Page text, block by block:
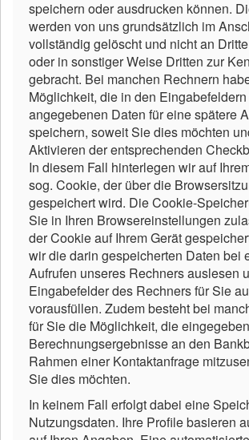
speichern oder ausdrucken können.
werden von uns grundsätzlich im
vollständig gelöscht und nicht an
oder in sonstiger Weise Dritten zur
gebracht. Bei manchen Rechnern
Möglichkeit, die in den
angegebenen Daten für eine spätere
speichern, soweit Sie dies möchten
Aktivieren der entsprechenden
In diesem Fall hinterlegen wir auf
sog. Cookie, der über die
gespeichert wird. Die Cookie-
Sie in Ihren Browsereinstellungen
der Cookie auf Ihrem Gerät
wir die darin gespeicherten Daten bei
Aufrufen unseres Rechners auslesen
Eingabefelder des Rechners für Sie
vorausfüllen. Zudem besteht bei
für Sie die Möglichkeit, die
Berechnungsergebnisse an den
Rahmen einer Kontaktanfrage
Sie dies möchten.
In keinem Fall erfolgt dabei eine
Nutzungsdaten. Ihre Profile basieren